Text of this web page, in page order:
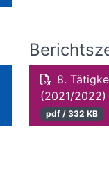
8.
(2021/2022)
pdf / 332 KB